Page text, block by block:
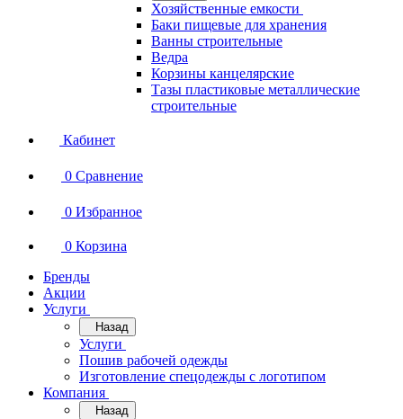
Хозяйственные емкости
Баки пищевые для хранения
Ванны строительные
Ведра
Корзины канцелярские
Тазы пластиковые металлические
строительные
Кабинет
0 Сравнение
0 Избранное
0 Корзина
Бренды
Акции
Услуги
Назад
Услуги
Пошив рабочей одежды
Изготовление спецодежды с логотипом
Компания
Назад